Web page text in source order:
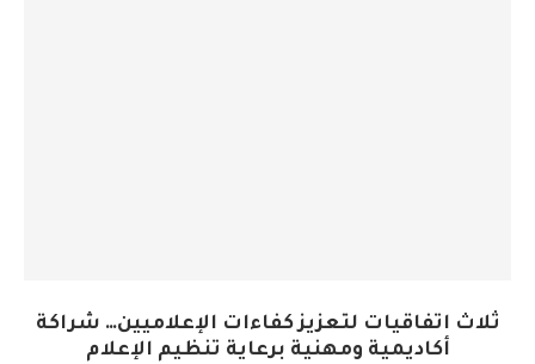
ثلاث اتفاقيات لتعزيز كفاءات الإعلاميين… شراكة
أكاديمية ومهنية برعاية تنظيم الإعلام